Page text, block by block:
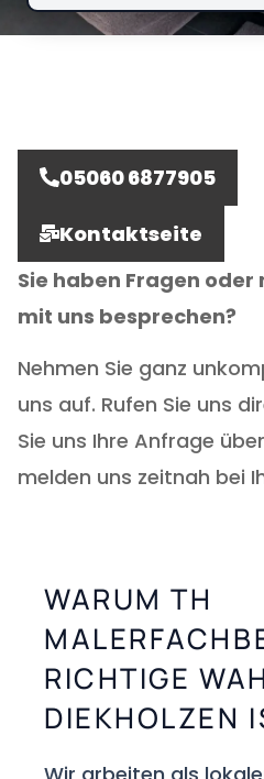
05060 6877905
Kontaktseite
Sie haben Fragen
mit uns besprechen?
Nehmen Sie ganz
uns auf. Rufen Sie uns
Sie uns Ihre Anfrage
melden uns zeitnah bei
WARUM TH
RICHTIGE
DIEKHOLZEN